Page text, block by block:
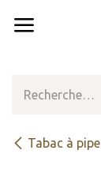
Tabac à pipe